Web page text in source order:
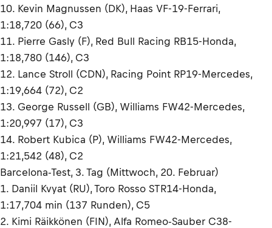
10. Kevin Magnussen (DK), Haas VF-19-Ferrari,
1:18,720 (66), C3
11. Pierre Gasly (F), Red Bull Racing RB15-Honda,
1:18,780 (146), C3
12. Lance Stroll (CDN), Racing Point RP19-Mercedes,
1:19,664 (72), C2
13. George Russell (GB), Williams FW42-Mercedes,
1:20,997 (17), C3
14. Robert Kubica (P), Williams FW42-Mercedes,
1:21,542 (48), C2
Barcelona-Test, 3. Tag (Mittwoch, 20. Februar)
1. Daniil Kvyat (RU), Toro Rosso STR14-Honda,
1:17,704 min (137 Runden), C5
2. Kimi Räikkönen (FIN), Alfa Romeo-Sauber C38-